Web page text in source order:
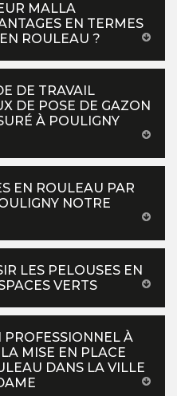
MALLA
EN TERMES
ROULEAU ?
DE TRAVAIL
DE POSE DE GAZON
À POULIGNY
EN ROULEAU PAR
NOTRE
LES PELOUSES EN
VERTS
PROFESSIONNEL À
MISE EN PLACE
DANS LA VILLE